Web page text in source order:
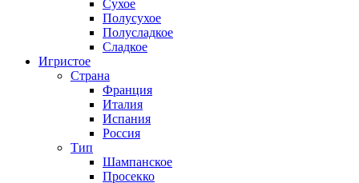
Сухое
Полусухое
Полусладкое
Сладкое
Игристое
Страна
Франция
Италия
Испания
Россия
Тип
Шампанское
Просекко